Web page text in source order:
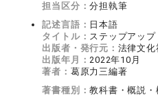
担当区分：分担執筆
記述言語： 日本語
タイトル： ステップアッ
出版者・発行元： 法律文化
出版年月：2022年10月
著者： 葛原力三編著
著書種別：教科書・概説・